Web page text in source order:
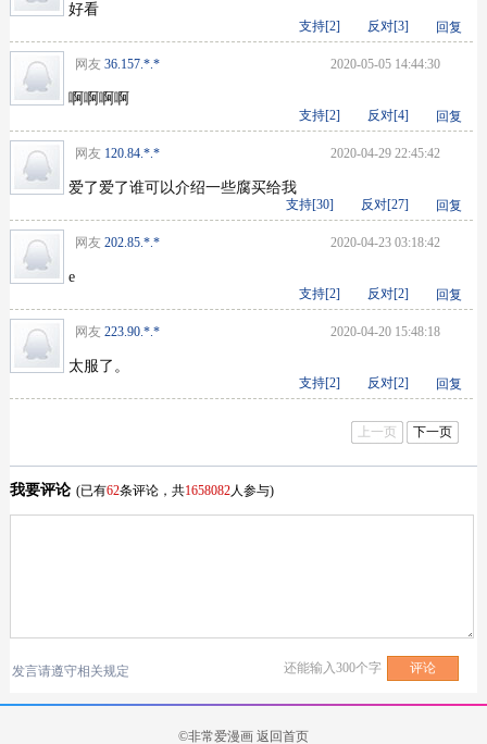
好看
回复
反对[3]
支持[2]
网友 36.157.*.* 2020-05-05 14:44:30
啊啊啊啊
回复
反对[4]
支持[2]
网友 120.84.*.* 2020-04-29 22:45:42
爱了爱了谁可以介绍一些腐买给我
回复
反对[27]
支持[30]
网友 202.85.*.* 2020-04-23 03:18:42
e
回复
反对[2]
支持[2]
网友 223.90.*.* 2020-04-20 15:48:18
太服了。
回复
反对[2]
支持[2]
下一页
上一页
我要评论 (已有62条评论，共1658082人参与)
发言请遵守相关规定 还能输入300个字
©非常爱漫画 返回首页